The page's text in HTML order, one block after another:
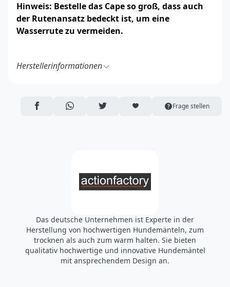
Hinweis: Bestelle das Cape so groß, dass auch
der Rutenansatz bedeckt ist, um eine
Wasserrute zu vermeiden.
Herstellerinformationen
Deutschland
https://actionfactory.de/
AUF FACEBOOK TEILEN
ÜBER WHATSAPP TEILEN
AUF TWITTER TEILENARTIKEL AUF DIE MERKLISTE
Frage stellen
Das deutsche Unternehmen ist Experte in der
Herstellung von hochwertigen Hundemänteln, zum
trocknen als auch zum warm halten. Sie bieten
qualitativ hochwertige und innovative Hundemäntel
mit ansprechendem Design an.